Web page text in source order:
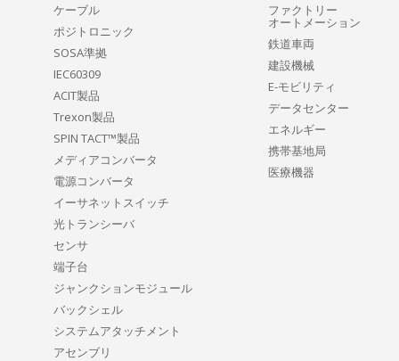
ケーブル
ポジトロニック
SOSA準拠
IEC60309
ACIT製品
Trexon製品
SPIN TACT™製品
メディアコンバータ
電源コンバータ
イーサネットスイッチ
光トランシーバ
センサ
端子台
ジャンクションモジュール
バックシェル
システムアタッチメント
アセンブリ
ファクトリー
オートメーション
鉄道車両
建設機械
E-モビリティ
データセンター
エネルギー
携帯基地局
医療機器